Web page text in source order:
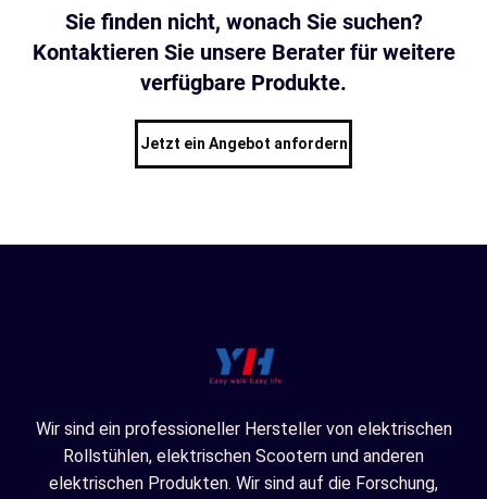
Sie finden nicht, wonach Sie suchen?
Kontaktieren Sie unsere Berater für weitere
verfügbare Produkte.
Jetzt ein Angebot anfordern
Wir sind ein professioneller Hersteller von elektrischen
Rollstühlen, elektrischen Scootern und anderen
elektrischen Produkten. Wir sind auf die Forschung,